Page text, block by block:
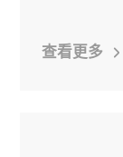
查看更多